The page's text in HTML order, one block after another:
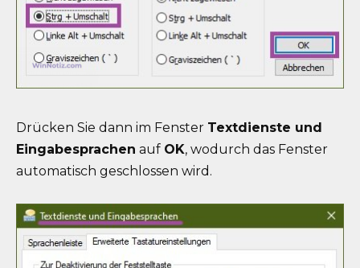
Drücken Sie dann im Fenster Textdienste und
Eingabesprachen auf OK, wodurch das Fenster
automatisch geschlossen wird.